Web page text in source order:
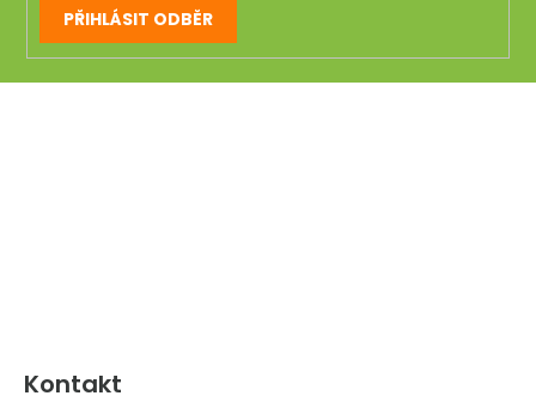
PŘIHLÁSIT ODBĚR
Z
Kontakt